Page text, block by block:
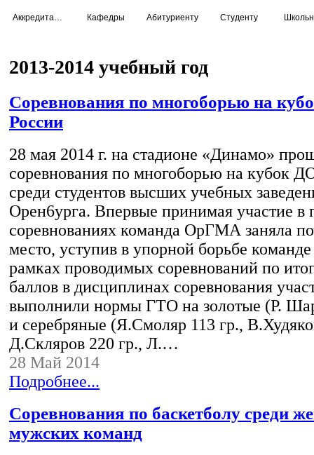
Кафедры Абитуриенту Студенту
2013-2014 учебный год
Cоревнования по многоборью на
России
28 мая 2014 г. на стадионе «Динамо»
соревнования по многоборью на кубок
среди студентов высших учебных
Орен6урга. Впервые принимая участие в
соревнованиях команда ОрГМА заняла
место, уступив в упорной борьбе
рамках проводимых соревнований по
баллов в дисциплинах соревнования
выполнили нормы ГТО на золотые (Р.
и серебряные (Я.Смоляр 113 гр.,
Д.Скляров 220 гр., Л.…
28 Май 2014
Подробнее...
Соревнования по баскетболу среди
мужских команд